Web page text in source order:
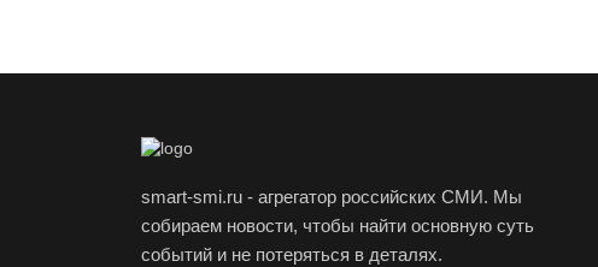
smart-smi.ru - агрегатор российских СМИ. Мы
собираем новости, чтобы найти основную суть
событий и не потеряться в деталях.